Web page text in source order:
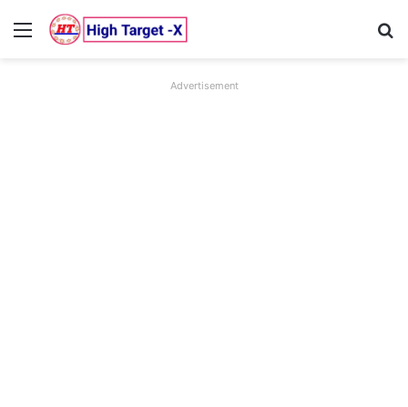
Menu
Advertisement